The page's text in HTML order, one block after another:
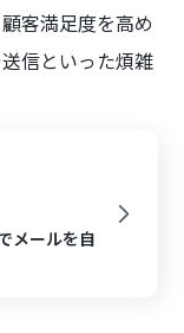
客満足度を高め
信といった煩雑
メールを自